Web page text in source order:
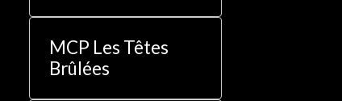
MCP Les Têtes
Brûlées